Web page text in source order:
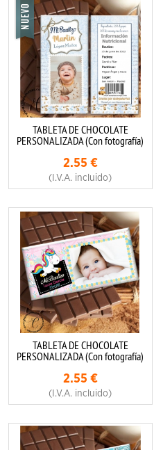
TABLETA DE CHOCOLATE
PERSONALIZADA (Con fotografía)
2.55 €
(I.V.A. incluido)
TABLETA DE CHOCOLATE
PERSONALIZADA (Con fotografía)
2.55 €
(I.V.A. incluido)